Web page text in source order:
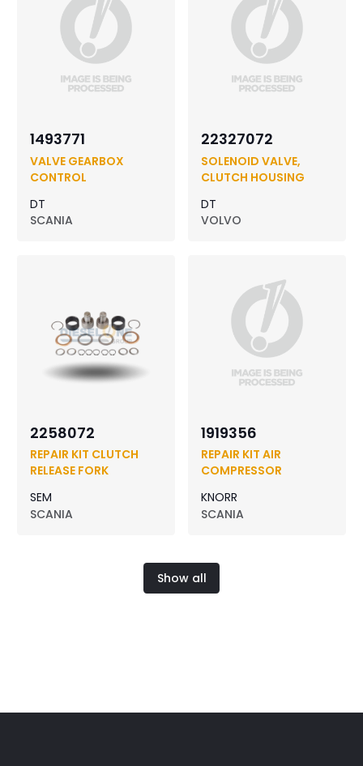
1493771
VALVE GEARBOX
CONTROL
DT
SCANIA
22327072
SOLENOID VALVE,
CLUTCH HOUSING
DT
VOLVO
2258072
REPAIR KIT CLUTCH
RELEASE FORK
SEM
SCANIA
1919356
REPAIR KIT AIR
COMPRESSOR
KNORR
SCANIA
Show all